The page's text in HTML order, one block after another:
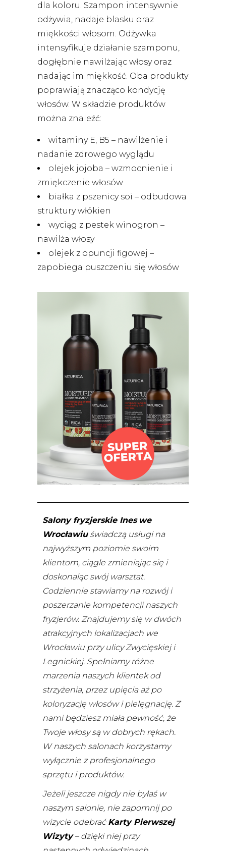
dla koloru. Szampon intensywnie
odżywia, nadaje blasku oraz
miękkości włosom. Odżywka
intensyfikuje działanie szamponu,
dogłębnie nawilżając włosy oraz
nadając im miękkość. Oba produkty
poprawiają znacząco kondycję
włosów. W składzie produktów
można znaleźć:
witaminy E, B5 – nawilżenie i
nadanie zdrowego wyglądu
olejek jojoba – wzmocnienie i
zmiękczenie włosów
białka z pszenicy soi – odbudowa
struktury włókien
wyciąg z pestek winogron –
nawilża włosy
olejek z opuncji figowej –
zapobiega puszczeniu się włosów
Salony fryzjerskie Ines we
Wrocławiuświadczą usługi na
najwyższym poziomie swoim
klientom, ciągle zmieniając się i
doskonaląc swój warsztat.
Codziennie stawiamy na rozwój i
poszerzanie kompetencji naszych
fryzjerów. Znajdujemy się w dwóch
atrakcyjnych lokalizacjach we
Wrocławiu przy ulicy Zwycięskiej i
Legnickiej. Spełniamy różne
marzenia naszych klientek od
strzyżenia, przez upięcia aż po
koloryzację włosów i pielęgnację. Z
nami będziesz miała pewność, że
Twoje włosy są w dobrych rękach.
W naszych salonach korzystamy
wyłącznie z profesjonalnego
sprzętu i produktów.
Jeżeli jeszcze nigdy nie byłaś w
naszym salonie, nie zapomnij po
wizycie odebrać Karty Pierwszej
Wizyty– dzięki niej przy